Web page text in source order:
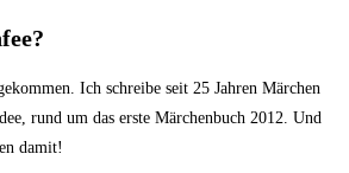
Ich schreibe seit 25 Jahren Märchen
rund um das erste Märchenbuch 2012. Und
damit!